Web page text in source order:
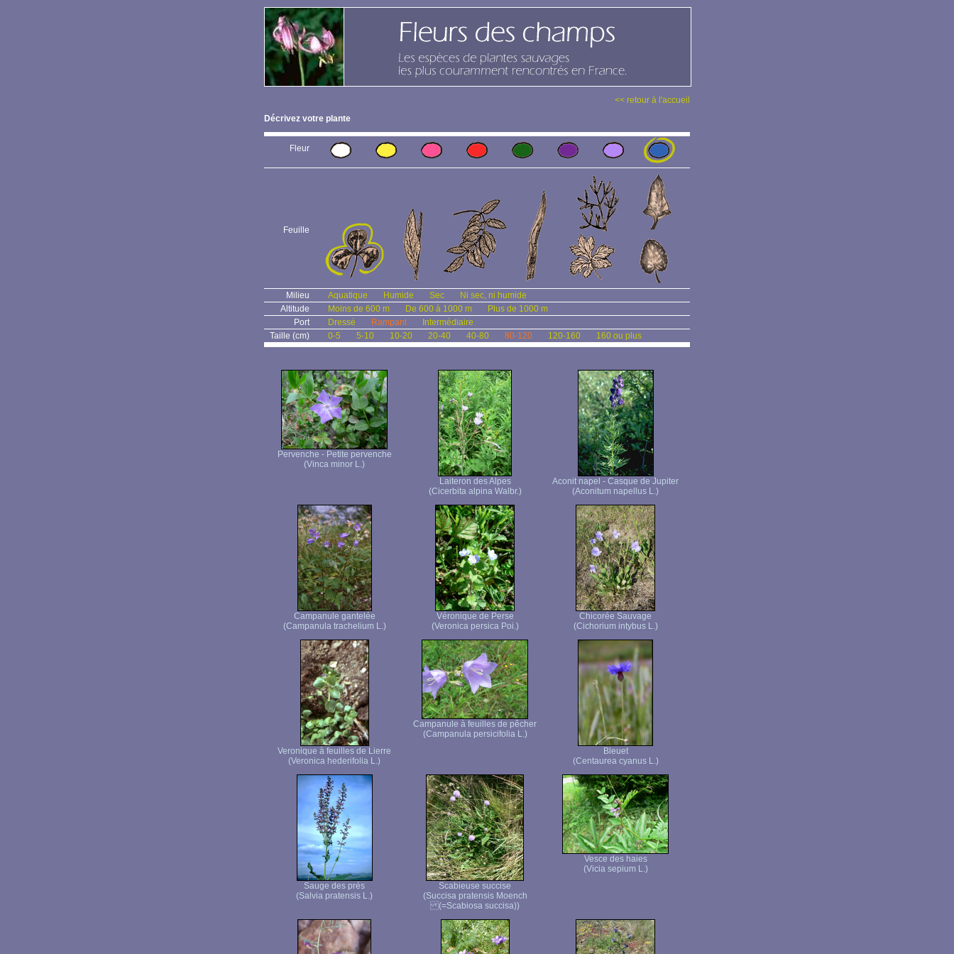
<< retour à l'accueil
Décrivez votre plante
Fleur
Feuille
Milieu Aquatique Humide Sec
Ni sec, ni humide
Altitude
Moins de 600 m De 600 à 1000 m
Plus de 1000 m
Port
Dressé Rampant
Intermédiaire
Taille (cm)
0-5 5-10 10-20 20-40 40-80 80-120 120-160 160 ou plus
Pervenche - Petite pervenche
(Vinca minor L.)
Laiteron des Alpes
(Cicerbita alpina Walbr.)
Aconit napel - Casque de Jupiter
(Aconitum napellus L.)
Campanule gantelée
(Campanula trachelium L.)
Véronique de Perse
(Veronica persica Poi.)
Chicorée Sauvage
(Cichorium intybus L.)
Veronique à feuilles de Lierre
(Veronica hederifolia L.)
Campanule à feuilles de pêcher
(Campanula persicifolia L.)
Bleuet
(Centaurea cyanus L.)
Sauge des prés
(Salvia pratensis L.)
Scabieuse succise
(Succisa pratensis Moench
(=Scabiosa succisa))
Vesce des haies
(Vicia sepium L.)